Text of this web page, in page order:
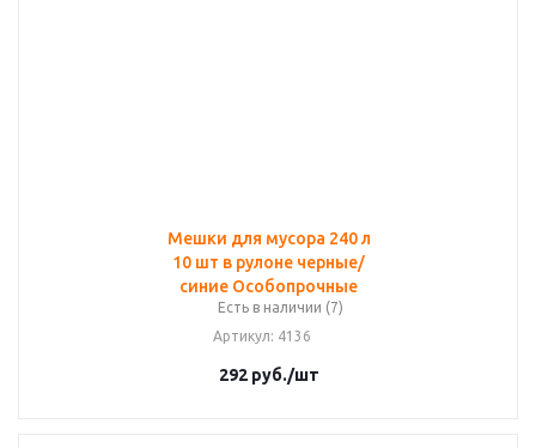
Мешки для мусора 240 л
10 шт в рулоне черные/
синие Особопрочные
Есть в наличии (7)
Артикул: 4136
292руб./шт